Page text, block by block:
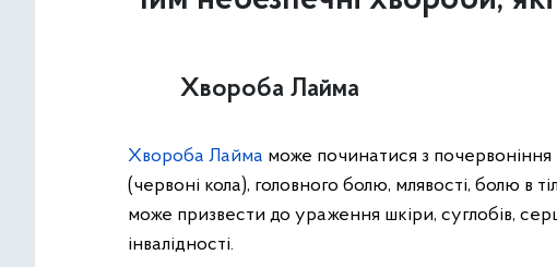
Хвороба Лайма
Хвороба Лайма може починатися з почервоніння
(червоні кола), головного болю, млявості, болю в
може призвести до ураження шкіри, суглобів,
інвалідності.